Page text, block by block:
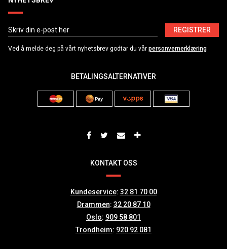
REGISTRER
Ved å melde deg på vårt nyhetsbrev godtar du vår personvernerklæring
BETALINGSALTERNATIVER
KONTAKT OSS
Kundeservice: 32 81 70 00
Drammen: 32 20 87 10
Oslo: 909 58 801
Trondheim: 920 92 081